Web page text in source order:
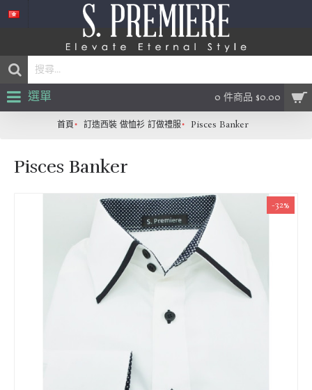
0 件商品 $0.00
選單
首頁 訂造西裝 做恤衫 訂做禮服 Pisces Banker
Pisces Banker
-32%